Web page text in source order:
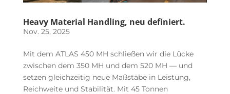
Heavy Material Handling, neu definiert.
Nov. 25, 2025
Mit dem ATLAS 450 MH schließen wir die Lücke
zwischen dem 350 MH und dem 520 MH — und
setzen gleichzeitig neue Maßstäbe in Leistung,
Reichweite und Stabilität. Mit 45 Tonnen